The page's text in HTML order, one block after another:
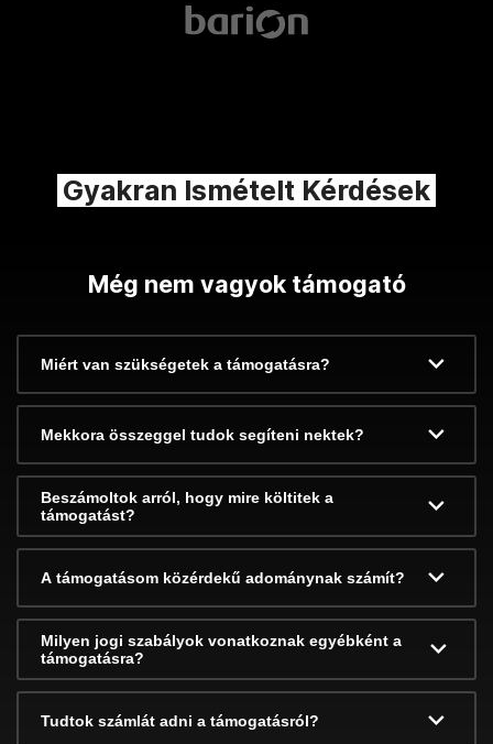
Gyakran Ismételt Kérdések
Még nem vagyok támogató
Miért van szükségetek a támogatásra?
Mekkora összeggel tudok segíteni nektek?
Beszámoltok arról, hogy mire költitek a
támogatást?
A támogatásom közérdekű adománynak számít?
Milyen jogi szabályok vonatkoznak egyébként a
támogatásra?
Tudtok számlát adni a támogatásról?